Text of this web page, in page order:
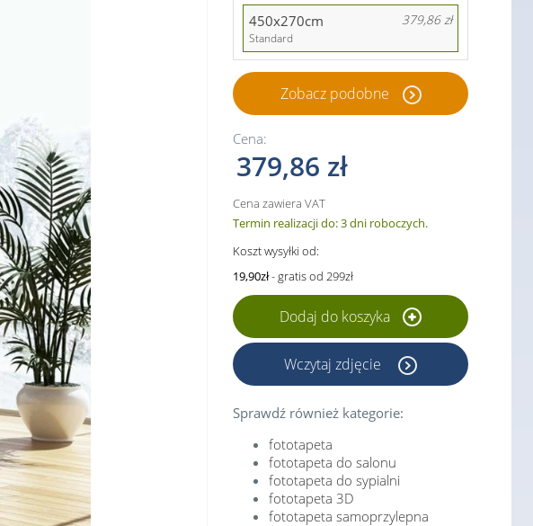
450x270cm 379,86 zł
Standard
Zobacz podobne
Cena:
379,86 zł
Cena zawiera VAT
Termin realizacji do: 3 dni roboczych.
Koszt wysyłki od:
19,90zł- gratis od 299zł
Dodaj do koszyka
Wczytaj zdjęcie
Sprawdź również kategorie:
fototapeta
fototapeta do salonu
fototapeta do sypialni
fototapeta 3D
fototapeta samoprzylepna